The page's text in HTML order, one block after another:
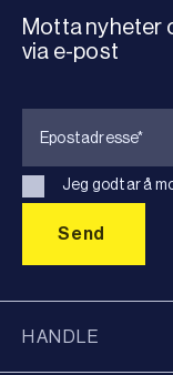
Motta nyheter
via e-post
Jeg godtar å
HANDLE